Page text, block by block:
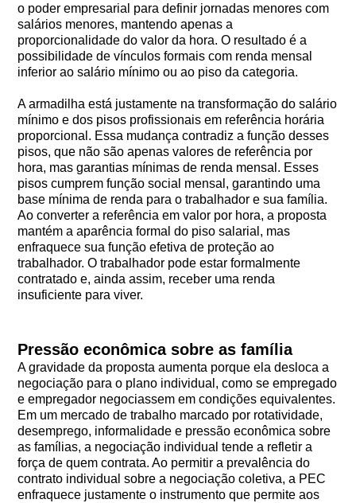
o poder empresarial para definir jornadas menores com
salários menores, mantendo apenas a
proporcionalidade do valor da hora. O resultado é a
possibilidade de vínculos formais com renda mensal
inferior ao salário mínimo ou ao piso da categoria.
A armadilha está justamente na transformação do salário
mínimo e dos pisos profissionais em referência horária
proporcional. Essa mudança contradiz a função desses
pisos, que não são apenas valores de referência por
hora, mas garantias mínimas de renda mensal. Esses
pisos cumprem função social mensal, garantindo uma
base mínima de renda para o trabalhador e sua família.
Ao converter a referência em valor por hora, a proposta
mantém a aparência formal do piso salarial, mas
enfraquece sua função efetiva de proteção ao
trabalhador. O trabalhador pode estar formalmente
contratado e, ainda assim, receber uma renda
insuficiente para viver.
Pressão econômica sobre as família
A gravidade da proposta aumenta porque ela desloca a
negociação para o plano individual, como se empregado
e empregador negociassem em condições equivalentes.
Em um mercado de trabalho marcado por rotatividade,
desemprego, informalidade e pressão econômica sobre
as famílias, a negociação individual tende a refletir a
força de quem contrata. Ao permitir a prevalência do
contrato individual sobre a negociação coletiva, a PEC
enfraquece justamente o instrumento que permite aos